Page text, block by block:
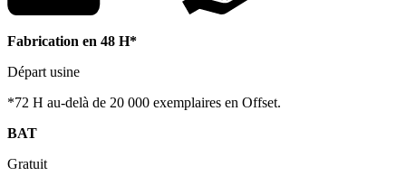
Fabrication en 48 H*
Départ usine
*72 H au-delà de 20 000 exemplaires en Offset.
BAT
Gratuit